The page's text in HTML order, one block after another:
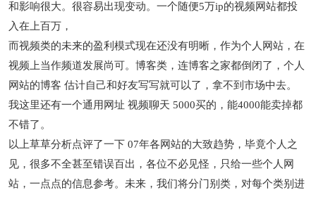
和影响很大。很容易出现变动。一个随便5万ip的视频网站都投
入在上百万，
而视频类的未来的盈利模式现在还没有明晰，作为个人网站，在
视频上当作频道发展尚可。博客类，连博客之家都倒闭了，个人
网站的博客 估计自己和好友写写就可以了，拿不到市场中去。
我这里还有一个通用网址 视频聊天 5000买的，能4000能卖掉都
不错了。
以上草草分析点评了一下 07年各网站的大致趋势，毕竟个人之
见，很多不全甚至错误百出，各位不必见怪，只给一些个人网
站，一点点的信息参考。未来，我们将分门别类，对每个类别进